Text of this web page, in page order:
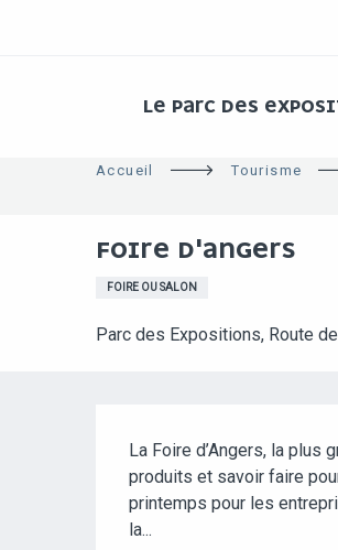
LE PARC DES
Accueil Tourisme
FOIRE D'ANGERS
FOIRE OU SALON
Parc des Expositions, Route
La Foire d’Angers, la plus
produits et savoir faire
printemps pour les
la...